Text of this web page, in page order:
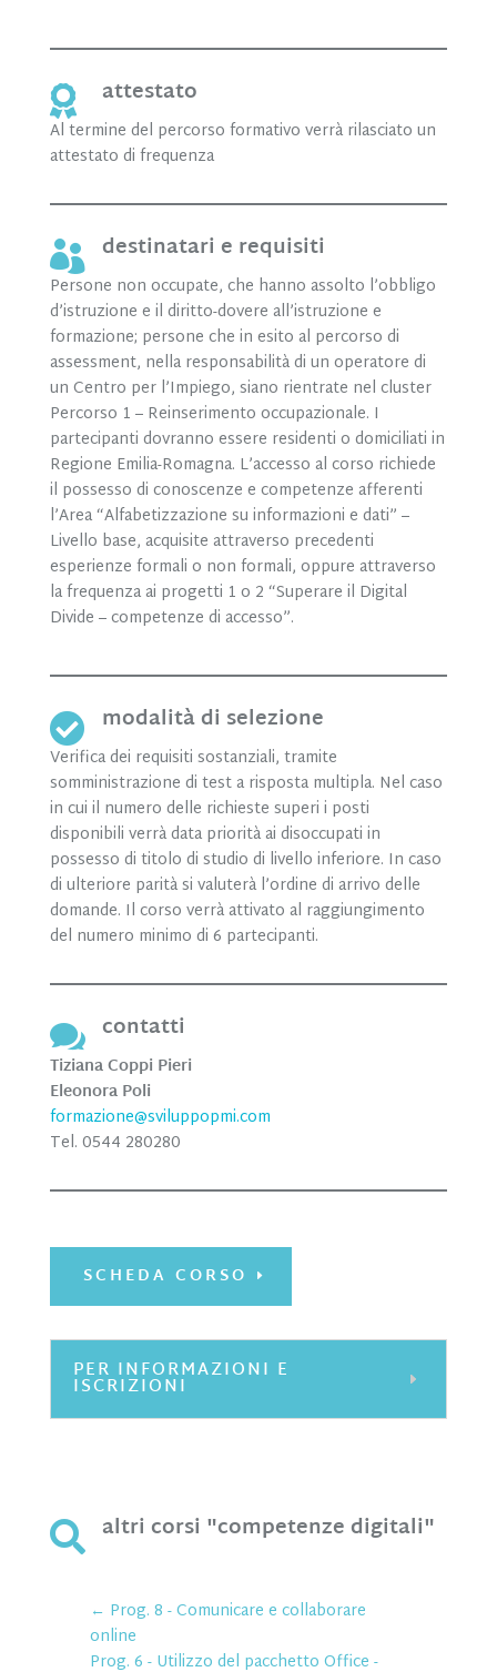
 attestato
Al termine del percorso formativo verrà rilasciato un
attestato di frequenza
 destinatari e requisiti
Persone non occupate, che hanno assolto l’obbligo
d’istruzione e il diritto-dovere all’istruzione e
formazione; persone che in esito al percorso di
assessment, nella responsabilità di un operatore di
un Centro per l’Impiego, siano rientrate nel cluster
Percorso 1 – Reinserimento occupazionale. I
partecipanti dovranno essere residenti o domiciliati in
Regione Emilia-Romagna. L’accesso al corso richiede
il possesso di conoscenze e competenze afferenti
l’Area “Alfabetizzazione su informazioni e dati” –
Livello base, acquisite attraverso precedenti
esperienze formali o non formali, oppure attraverso
la frequenza ai progetti 1 o 2 “Superare il Digital
Divide – competenze di accesso”.
 modalità di selezione
Verifica dei requisiti sostanziali, tramite
somministrazione di test a risposta multipla. Nel caso
in cui il numero delle richieste superi i posti
disponibili verrà data priorità ai disoccupati in
possesso di titolo di studio di livello inferiore. In caso
di ulteriore parità si valuterà l’ordine di arrivo delle
domande. Il corso verrà attivato al raggiungimento
del numero minimo di 6 partecipanti.
 contatti
Tiziana Coppi Pieri
Eleonora Poli
formazione@sviluppopmi.com
Tel. 0544 280280
SCHEDA CORSO
PER INFORMAZIONI E
ISCRIZIONI
 altri corsi "competenze digitali"
← Prog. 8 - Comunicare e collaborare
online
Prog. 6 - Utilizzo del pacchetto Office -